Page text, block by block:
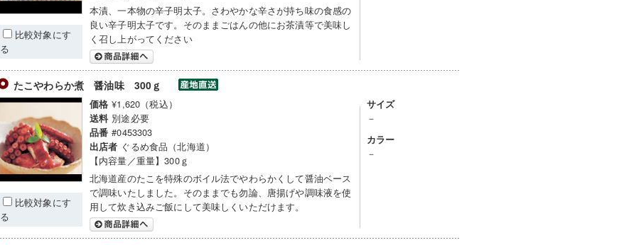
比較対象にす
る
本漬、一本物の辛子明太子。さわやかな辛さが持ち味の食感の
良い辛子明太子です。そのままごはんの他にお茶漬等で美味し
く召し上がってください
たこやわらか煮 醤油味 300ｇ
比較対象にす
る
価格 ¥1,620（税込）
送料 別途必要
品番 #0453303
出店者 ぐるめ食品（北海道）
【内容量／重量】300ｇ
北海道産のたこを特殊のボイル法でやわらかくして醤油ベース
で調味いたしました。そのままでも勿論、唐揚げや調味液を使
用して炊き込みご飯にして美味しくいただけます。
サイズ
－
カラー
－